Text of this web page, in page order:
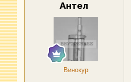
Антел
Винокур